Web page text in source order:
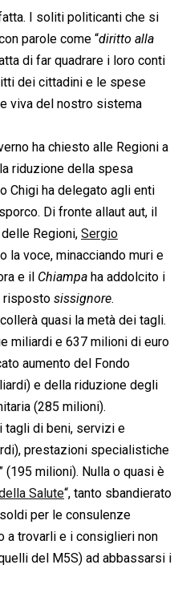
a
i
l
p
y
L
i
n
i
n
t
I soliti politicanti che si
parole come “diritto alla
di far quadrare i loro conti
dei cittadini e le spese
viva del nostro sistema
ha chiesto alle Regioni a
riduzione della spesa
Chigi ha delegato agli enti
Di fronte allaut aut, il
Regioni, Sergio
la voce, minacciando muri e
e il  Chiampa  ha addolcito i
 sissignore.
quasi la metà dei tagli.
miliardi e 637 milioni di euro
aumento del Fondo
e della riduzione degli
(285 milioni).
tagli di beni, servizi e
prestazioni specialistiche
” (195 milioni). Nulla o quasi è
Salute“, tanto sbandierato
per le consulenze
a trovarli e i consiglieri non
del M5S) ad abbassarsi i